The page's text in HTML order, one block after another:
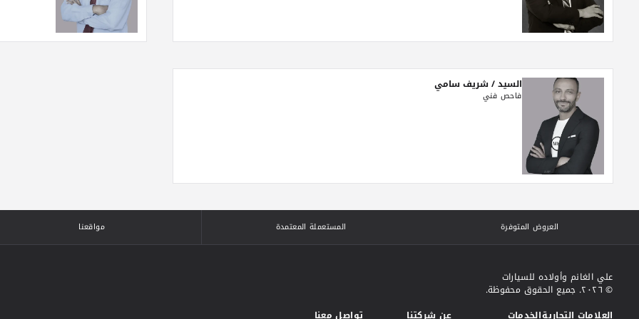
السيد / شريف سامي
فاحص فني
العروض المتوفرة المستعملة المعتمدة مواقعنا
علي الغانم وأولاده للسيارات
© ٢٠٢٦. جميع الحقوق محفوظة.
العلامات التجاريةالخدمات عن شركتنا تواصل معنا